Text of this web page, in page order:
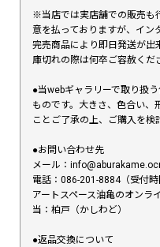
※当店では実店舗での販売も
意を払っておりますが、イン
完売商品により即日発送が出
庫切れの際は何卒ご容赦くだ
●当webギャラリーで取り扱
ものです。大きさ、色合い、
ことご了承の上、ご購入を検
●お問い合わせ先
メール：
電話：086-201-8884（受付時
アートスペース油亀のオン
当：柏戸（かしわど）
●返品交換について